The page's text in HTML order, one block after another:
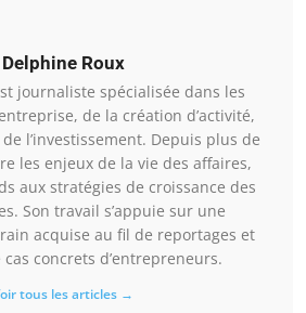
Delphine Roux
journaliste spécialisée dans les
de la création d’activité,
l’investissement. Depuis plus de
les enjeux de la vie des affaires,
aux stratégies de croissance des
Son travail s’appuie sur une
acquise au fil de reportages et
cas concrets d’entrepreneurs.
tous les articles →